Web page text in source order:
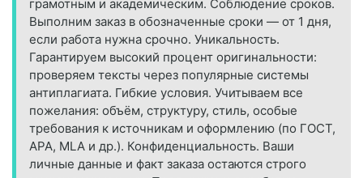
грамотным и академическим. Соблюдение сроков.
Выполним заказ в обозначенные сроки — от 1 дня,
если работа нужна срочно. Уникальность.
Гарантируем высокий процент оригинальности:
проверяем тексты через популярные системы
антиплагиата. Гибкие условия. Учитываем все
пожелания: объём, структуру, стиль, особые
требования к источникам и оформлению (по ГОСТ,
APA, MLA и др.). Конфиденциальность. Ваши
личные данные и факт заказа остаются строго